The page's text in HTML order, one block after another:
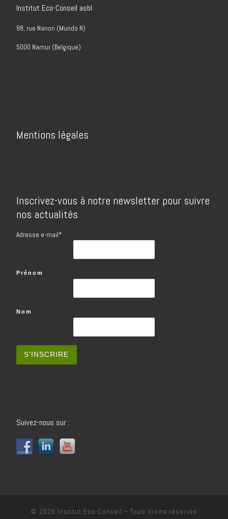
Institut Eco-Conseil asbl
98, rue Nanon (Mundo N)
5000 Namur (Belgique)
Mentions légales
Inscrivez-vous à notre newsletter pour suivre
nos actualités
Adresse e-mail*
Prénom
Nom
Suivez-nous sur :
© 2026 Institut Eco-Conseil – Tous droits réservés